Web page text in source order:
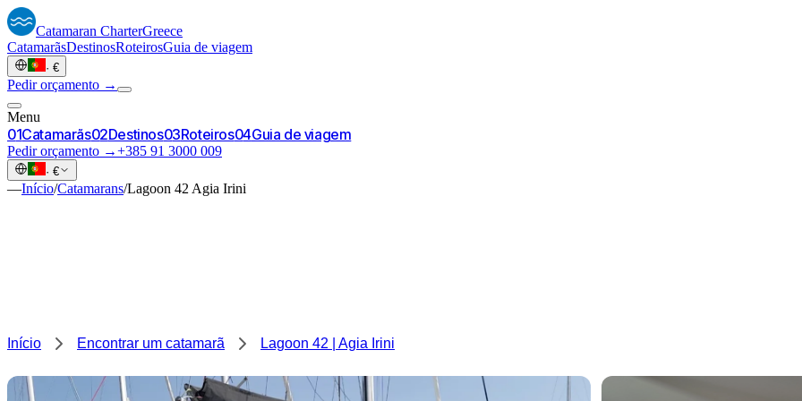
Catamaran CharterGreece
CatamarãsDestinosRoteirosGuia de viagem
· €
Pedir orçamento →
Menu
01Catamarãs02Destinos03Roteiros04Guia de viagem
Pedir orçamento →+385 91 3000 009
· €
—Início/Catamarans/Lagoon 42 Agia Irini
Início Encontrar um catamarã Lagoon 42 | Agia Irini